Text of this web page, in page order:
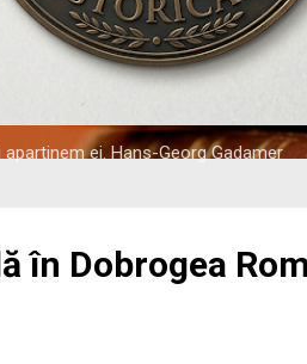
ei. Hans-Georg Gadamer
în Dobrogea